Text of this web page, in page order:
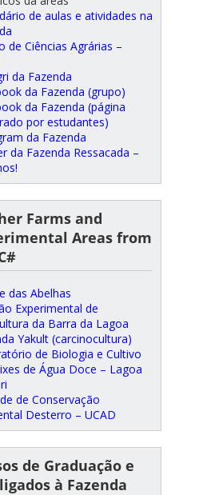
de aulas e atividades na
de Ciências Agrárias –
da Fazenda
da Fazenda (grupo)
da Fazenda (página
por estudantes)
da Fazenda
da Fazenda Ressacada –
Farms and
Areas from
das Abelhas
Experimental de
da Barra da Lagoa
Yakult (carcinocultura)
de Biologia e Cultivo
de Água Doce – Lagoa
de Conservação
Desterro – UCAD
de Graduação e
à Fazenda